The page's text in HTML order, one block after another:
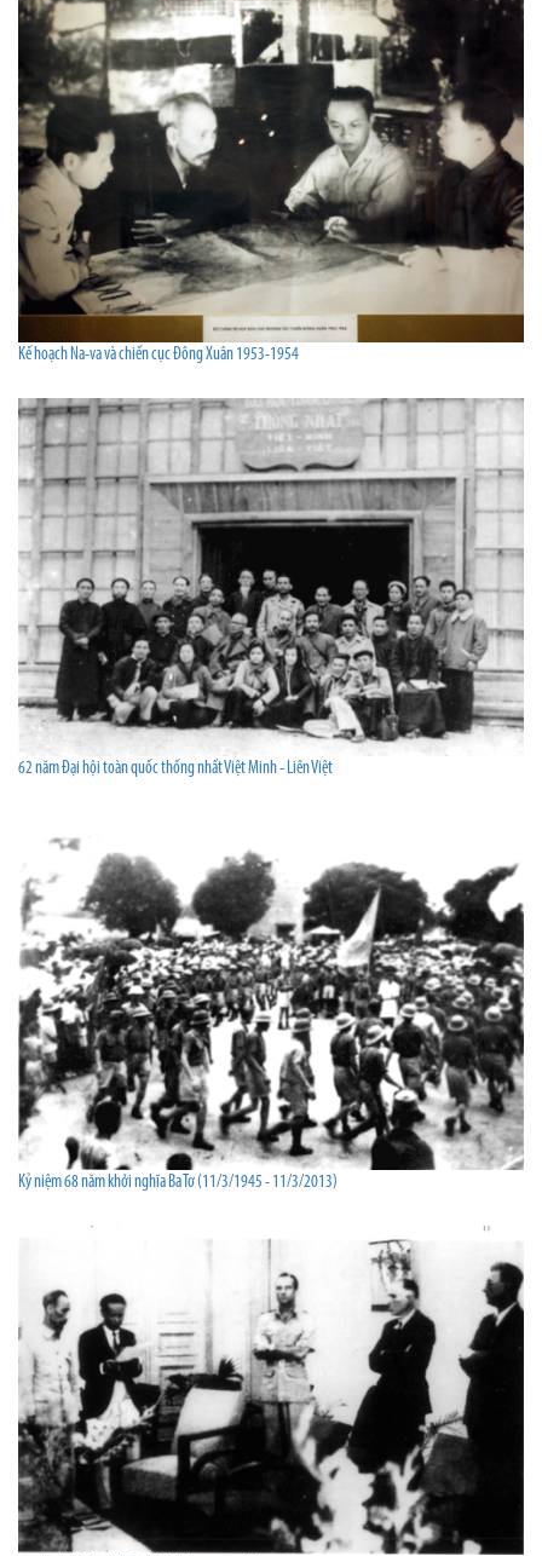
Kế hoạch Na-va và chiến cục Đông Xuân 1953-1954
62 năm Đại hội toàn quốc thống nhất Việt Minh - Liên Việt
Kỷ niệm 68 năm khởi nghĩa Ba Tơ (11/3/1945 - 11/3/2013)